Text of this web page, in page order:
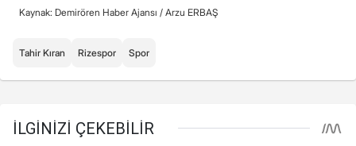
Kaynak: Demirören Haber Ajansı / Arzu ERBAŞ
Tahir Kıran Rizespor Spor